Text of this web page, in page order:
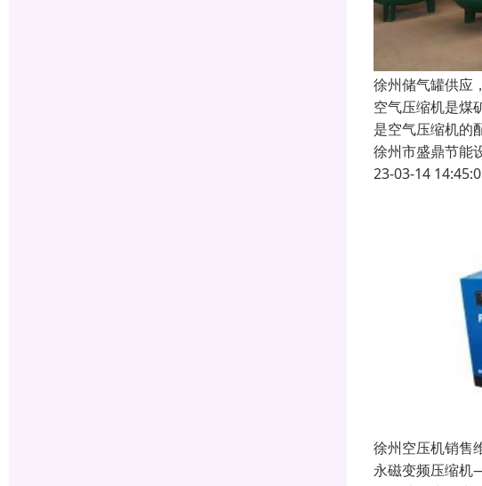
徐州储气罐供应
空气压缩机是煤
是空气压缩机的
徐州市盛鼎节能
23-03-14
徐州空压机销售
永磁变频压缩机